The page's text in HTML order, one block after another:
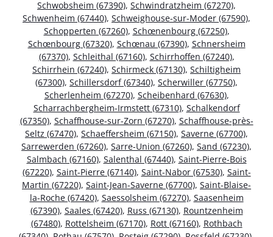
Schwobsheim (67390), Schwindratzheim (67270),
Schwenheim (67440), Schweighouse-sur-Moder (67590),
Schopperten (67260), Schœnenbourg (67250),
Schœnbourg (67320), Schœnau (67390), Schnersheim
(67370), Schleithal (67160), Schirrhoffen (67240),
Schirrhein (67240), Schirmeck (67130), Schiltigheim
(67300), Schillersdorf (67340), Scherwiller (67750),
Scherlenheim (67270), Scheibenhard (67630),
Scharrachbergheim-Irmstett (67310), Schalkendorf
(67350), Schaffhouse-sur-Zorn (67270), Schaffhouse-près-
Seltz (67470), Schaeffersheim (67150), Saverne (67700),
Sarrewerden (67260), Sarre-Union (67260), Sand (67230),
Salmbach (67160), Salenthal (67440), Saint-Pierre-Bois
(67220), Saint-Pierre (67140), Saint-Nabor (67530), Saint-
Martin (67220), Saint-Jean-Saverne (67700), Saint-Blaise-
la-Roche (67420), Saessolsheim (67270), Saasenheim
(67390), Saales (67420), Russ (67130), Rountzenheim
(67480), Rottelsheim (67170), Rott (67160), Rothbach